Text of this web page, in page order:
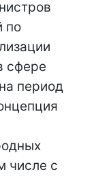
по
сфере
период
числе с